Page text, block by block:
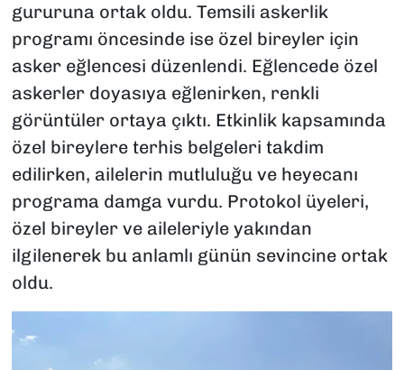
gururuna ortak oldu. Temsili askerlik
programı öncesinde ise özel bireyler için
asker eğlencesi düzenlendi. Eğlencede özel
askerler doyasıya eğlenirken, renkli
görüntüler ortaya çıktı. Etkinlik kapsamında
özel bireylere terhis belgeleri takdim
edilirken, ailelerin mutluluğu ve heyecanı
programa damga vurdu. Protokol üyeleri,
özel bireyler ve aileleriyle yakından
ilgilenerek bu anlamlı günün sevincine ortak
oldu.